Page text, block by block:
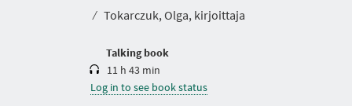
⁄ Tokarczuk, Olga, kirjoittaja
Talking book
i
11 h 43 min
Log in to see book status